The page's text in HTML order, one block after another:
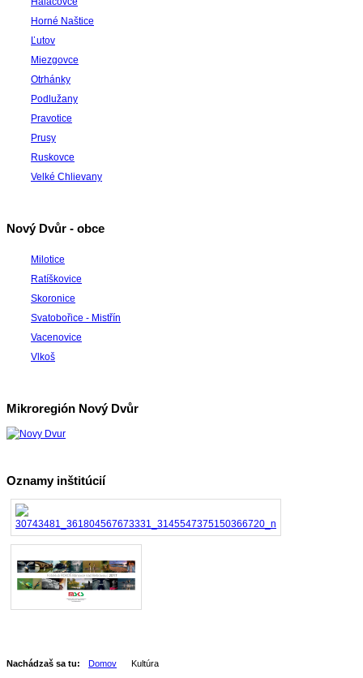
Horné Naštice
Ľutov
Miezgovce
Otrhánky
Podlužany
Pravotice
Prusy
Ruskovce
Velké Chlievany
Nový Dvůr - obce
Milotice
Ratíškovice
Skoronice
Svatobořice - Mistřín
Vacenovice
Vlkoš
Mikroregión Nový Dvůr
Oznamy inštitúcií
Nachádzaš sa tu: Domov Kultúra